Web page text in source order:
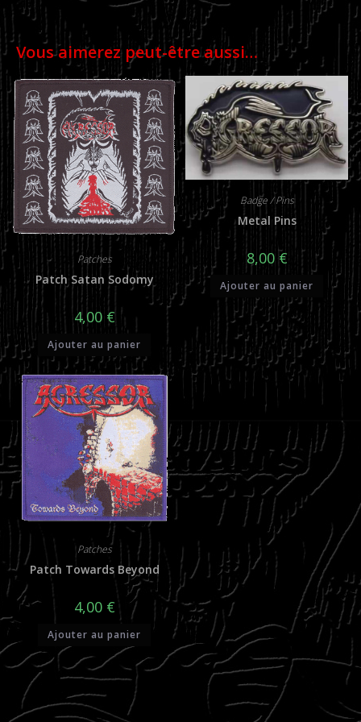
Vous aimerez peut-être aussi…
Patches
Patch Satan Sodomy
4,00 €
Ajouter au panier
Badge / Pins
Metal Pins
8,00 €
Ajouter au panier
Patches
Patch Towards Beyond
4,00 €
Ajouter au panier